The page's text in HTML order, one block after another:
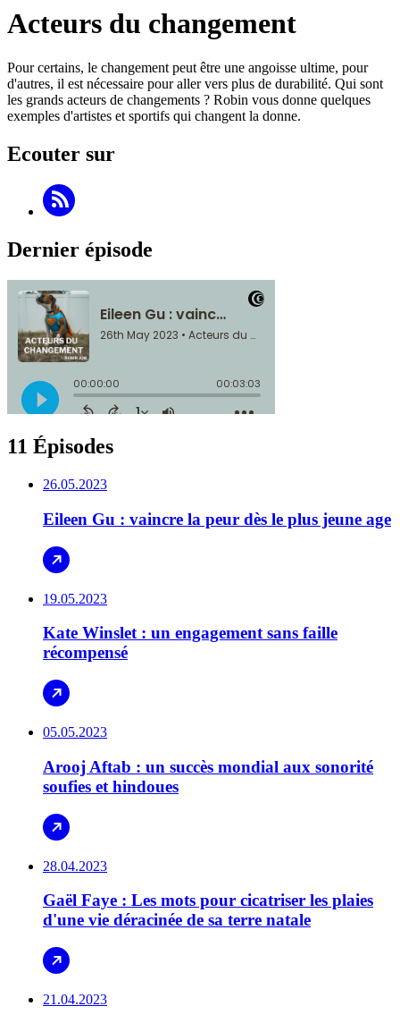
Acteurs du changement
Pour certains, le changement peut être une angoisse ultime, pour
d'autres, il est nécessaire pour aller vers plus de durabilité. Qui sont
les grands acteurs de changements ? Robin vous donne quelques
exemples d'artistes et sportifs qui changent la donne.
Ecouter sur
Dernier épisode
11 Épisodes
26.05.2023
Eileen Gu : vaincre la peur dès le plus jeune age
19.05.2023
Kate Winslet : un engagement sans faille
récompensé
05.05.2023
Arooj Aftab : un succès mondial aux sonorité
soufies et hindoues
28.04.2023
Gaël Faye : Les mots pour cicatriser les plaies
d'une vie déracinée de sa terre natale
21.04.2023